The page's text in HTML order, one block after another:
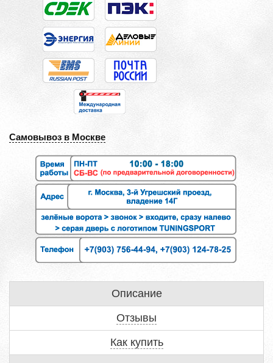
Самовывоз в Москве
Описание
Отзывы
Как купить